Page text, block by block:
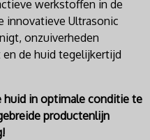
werkstoffen in de
innovatieve Ultrasonic
onzuiverheden
de huid tegelijkertijd
huid in optimale conditie te
productenlijn